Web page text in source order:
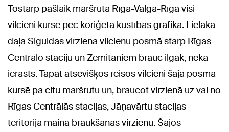
Tostarp pašlaik maršrutā Rīga-Valga-Rīga visi
vilcieni kursē pēc koriģēta kustības grafika. Lielākā
daļa Siguldas virziena vilcienu posmā starp Rīgas
Centrālo staciju un Zemitāniem brauc ilgāk, nekā
ierasts. Tāpat atsevišķos reisos vilcieni šajā posmā
kursē pa citu maršrutu un, braucot virzienā uz vai no
Rīgas Centrālās stacijas, Jāņavārtu stacijas
teritorijā maina braukšanas virzienu. Šajos